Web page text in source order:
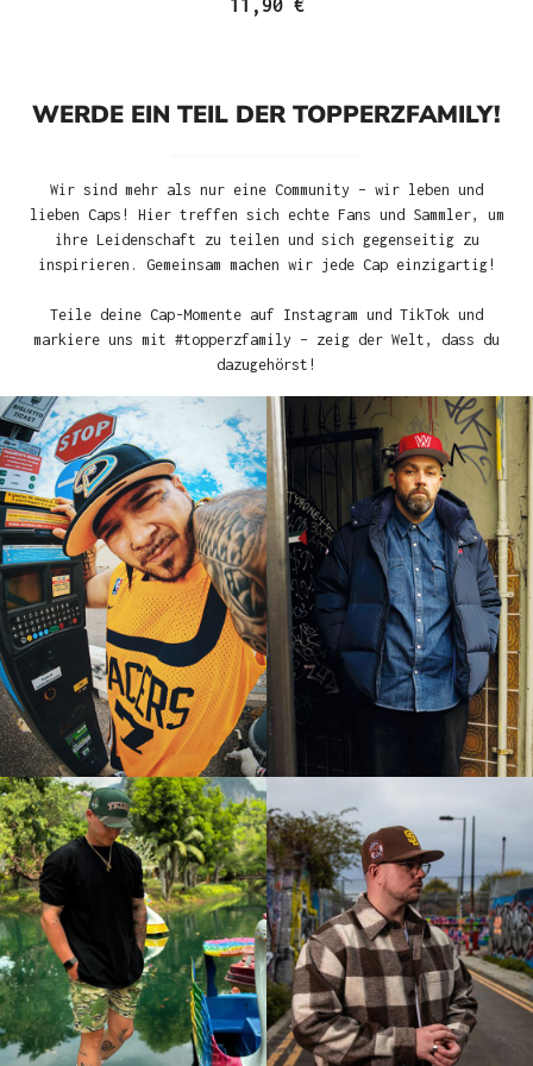
11,90 €
WERDE EIN TEIL DER TOPPERZFAMILY!
Wir sind mehr als nur eine Community – wir leben und
lieben Caps! Hier treffen sich echte Fans und Sammler, um
ihre Leidenschaft zu teilen und sich gegenseitig zu
inspirieren. Gemeinsam machen wir jede Cap einzigartig!
Teile deine Cap-Momente auf Instagram und TikTok und
markiere uns mit #topperzfamily – zeig der Welt, dass du
dazugehörst!